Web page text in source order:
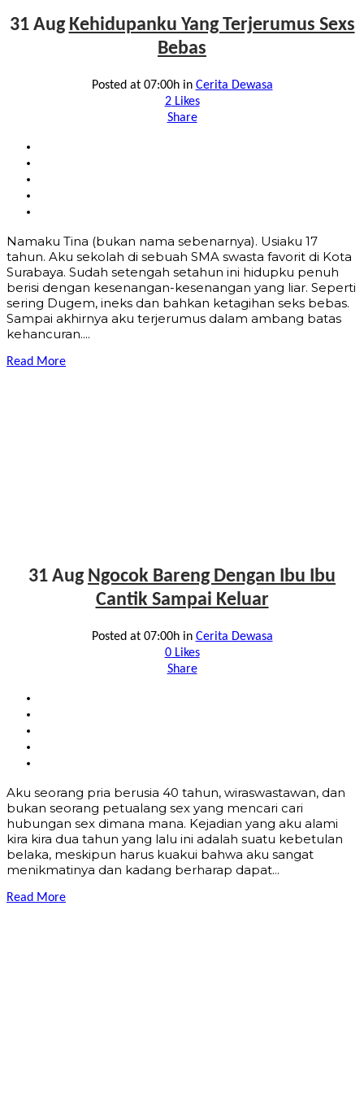
31 Aug Kehidupanku Yang Terjerumus Sexs
Bebas
Posted at 07:00hin Cerita Dewasa
2Likes
Share
Namaku Tina (bukan nama sebenarnya). Usiaku 17
tahun. Aku sekolah di sebuah SMA swasta favorit di Kota
Surabaya. Sudah setengah setahun ini hidupku penuh
berisi dengan kesenangan-kesenangan yang liar. Seperti
sering Dugem, ineks dan bahkan ketagihan seks bebas.
Sampai akhirnya aku terjerumus dalam ambang batas
kehancuran....
Read More
31 Aug Ngocok Bareng Dengan Ibu Ibu
Cantik Sampai Keluar
Posted at 07:00hin Cerita Dewasa
0Likes
Share
Aku seorang pria berusia 40 tahun, wiraswastawan, dan
bukan seorang petualang sex yang mencari cari
hubungan sex dimana mana. Kejadian yang aku alami
kira kira dua tahun yang lalu ini adalah suatu kebetulan
belaka, meskipun harus kuakui bahwa aku sangat
menikmatinya dan kadang berharap dapat...
Read More